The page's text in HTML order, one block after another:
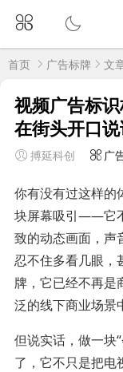
首页 广告标牌 文
视频广告标
在街头开口说
搏延科创 广
你有没有过这样的
块屏幕吸引——它
致的动态画面，声
忍不住多看几眼，
牌，它已经不再是
泛的线下商业场景
但说实话，做一块
了，它不只是把电